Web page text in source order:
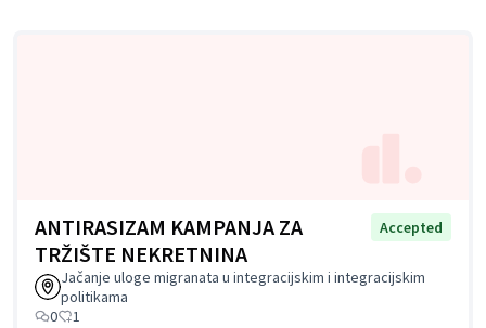
ANTIRASIZAM KAMPANJA ZA
TRŽIŠTE NEKRETNINA
Accepted
Jačanje uloge migranata u integracijskim i integracijskim
politikama
0
1